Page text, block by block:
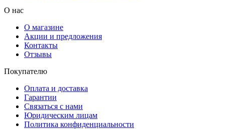
О нас
О магазине
Акции и предложения
Контакты
Отзывы
Покупателю
Оплата и доставка
Гарантии
Связаться с нами
Юридическим лицам
Политика конфиденциальности